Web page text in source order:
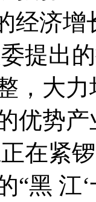
济增
出的
，大
优势产
紧锣
“黑 江